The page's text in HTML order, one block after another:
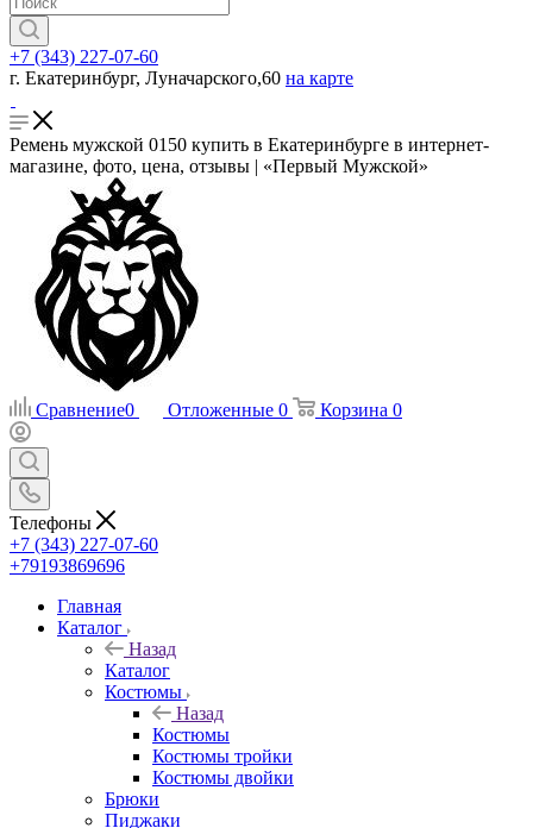
+7 (343) 227-07-60
г. Екатеринбург, Луначарского,60 на карте
Ремень мужской 0150 купить в Екатеринбурге в интернет-
магазине, фото, цена, отзывы | «Первый Мужской»
Сравнение0 Отложенные 0 Корзина 0
Телефоны
+7 (343) 227-07-60
+79193869696
Главная
Каталог
Назад
Каталог
Костюмы
Назад
Костюмы
Костюмы тройки
Костюмы двойки
Брюки
Пиджаки